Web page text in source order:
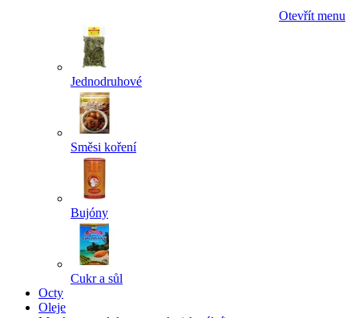
Otevřít menu
Jednodruhové
Směsi koření
Bujóny
Cukr a sůl
Octy
Oleje